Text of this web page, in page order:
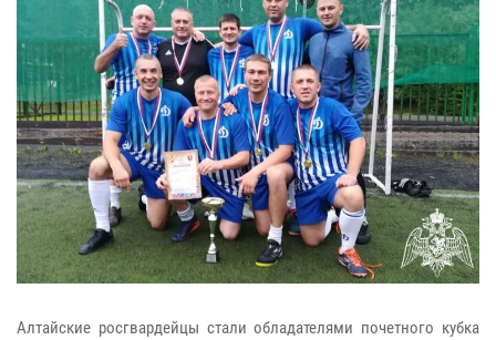
Алтайские росгвардейцы стали обладателями почетного кубка